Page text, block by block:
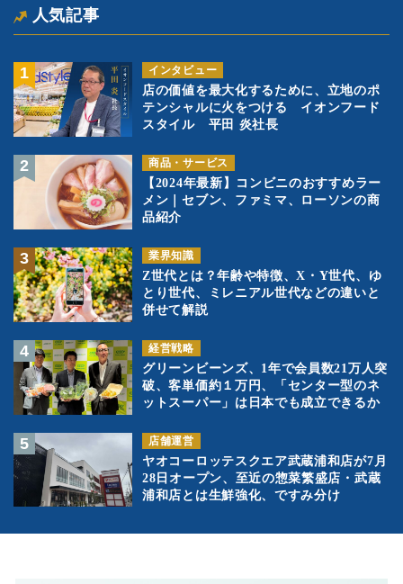
人気記事
インタビュー
店の価値を最大化するために、立地のポ
テンシャルに火をつける イオンフード
スタイル 平田 炎社長
商品・サービス
【2024年最新】コンビニのおすすめラー
メン｜セブン、ファミマ、ローソンの商
品紹介
業界知識
Z世代とは？年齢や特徴、X・Y世代、ゆ
とり世代、ミレニアル世代などの違いと
併せて解説
経営戦略
グリーンビーンズ、1年で会員数21万人突
破、客単価約１万円、「センター型のネ
ットスーパー」は日本でも成立できるか
店舗運営
ヤオコーロッテスクエア武蔵浦和店が7月
28日オープン、至近の惣菜繁盛店・武蔵
浦和店とは生鮮強化、ですみ分け